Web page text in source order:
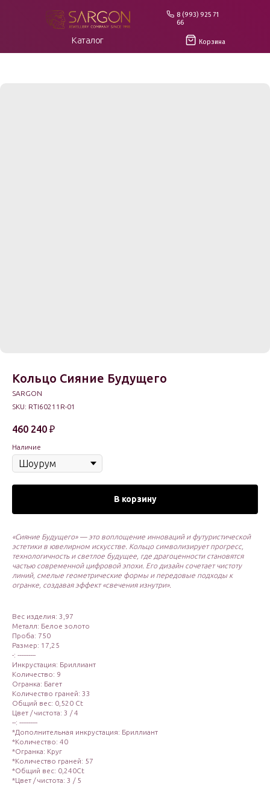
8 (993) 925 71
66
Корзина
Каталог
Кольцо Сияние Будущего
SARGON
SKU: RTI60211R-01
460 240 ₽
Наличие
В корзину
«Сияние Будущего» — это воплощение инноваций и футуристической
эстетики в ювелирном искусстве. Кольцо символизирует прогресс,
технологичность и светлое будущее, где драгоценности становятся
частью современной цифровой эпохи. Его дизайн сочетает чистоту
линий, смелые геометрические формы и передовые подходы к
огранке, создавая эффект «свечения изнутри».
Вес изделия: 3,97
Металл: Белое золото
Проба: 750
Размер: 17,25
-: ----------
Инкрустация: Бриллиант
Количество: 9
Огранка: Багет
Количество граней: 33
Общий вес: 0,520 Ct
Цвет / чистота: 3 / 4
--: ----------
*Дополнительная инкрустация: Бриллиант
*Количество: 40
*Огранка: Круг
*Количество граней: 57
*Общий вес: 0,240Ct
*Цвет / чистота: 3 / 5